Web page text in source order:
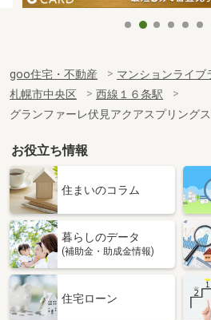
goo住宅・不動産 マンションライブ
札幌市中央区
西線１６条駅
グランファーレ伏見アクアスプリング
お役立ち情報
住まいのコラム
暮らしのデータ
(補助金・助成金情報)
住宅ローン